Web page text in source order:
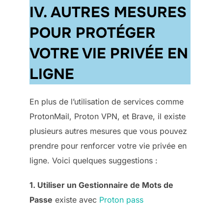
IV. AUTRES MESURES
POUR PROTÉGER
VOTRE VIE PRIVÉE EN
LIGNE
En plus de l’utilisation de services comme
ProtonMail, Proton VPN, et Brave, il existe
plusieurs autres mesures que vous pouvez
prendre pour renforcer votre vie privée en
ligne. Voici quelques suggestions :
1. Utiliser un Gestionnaire de Mots de
Passe existe avec Proton pass